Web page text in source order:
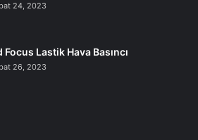
24, 2023
Focus Lastik Hava Basıncı
26, 2023